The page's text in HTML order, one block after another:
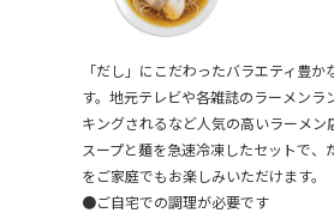
「だし」にこだわったバラエティ豊
す。地元テレビや各雑誌のラーメンラ
キングされるなど人気の高いラーメン
スープと麺を急速冷凍したセットで、
をご家庭でもお楽しみいただけます。
●ご自宅での調理が必要です